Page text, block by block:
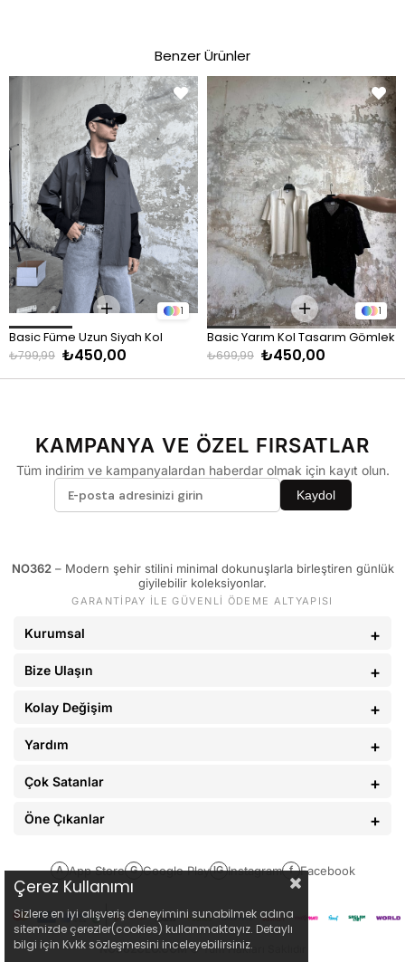
60 - 74 kg
75 - 84 kg M
85 - 89 kg L
90 - 110 kg XL
Pantolon
KİLO BEDEN
60 - 65 kg 29
30
72 - 77 kg 31
78 - 82 kg 32
94 - 110 kg 36
Benzer Ürünler
1
Basic Füme Uzun Siyah Kol
Oversize Gömlek Füme
₺450,00
₺799,99
1
Basic Yarım Kol Tasarım Gömlek
- Siyah
₺450,00
₺699,99
KAMPANYA VE ÖZEL FIRSATLAR
Tüm indirim ve kampanyalardan haberdar olmak için kayıt olun.
Kaydol
NO362 – Modern şehir stilini minimal dokunuşlarla birleştiren günlük
giyilebilir koleksiyonlar.
GARANTİPAY İLE GÜVENLİ ÖDEME ALTYAPISI
Kurumsal
Bize Ulaşın
Kolay Değişim
Yardım
Çok Satanlar
Öne Çıkanlar
A App Store G Google Play IG Instagram f Facebook
NO362CLO.COM© Tüm Hakları Saklıdır
Çerez Kullanımı
Sizlere en iyi alışveriş deneyimini sunabilmek adına
sitemizde çerezler(cookies) kullanmaktayız. Detaylı
bilgi için Kvkk sözleşmesini inceleyebilirsiniz.